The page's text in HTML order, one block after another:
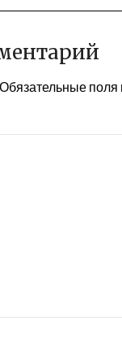
Обязательные